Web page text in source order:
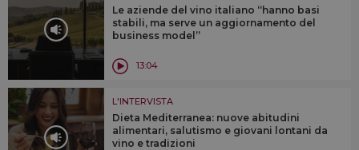
Le aziende del vino italiano “hanno basi
stabili, ma serve un aggiornamento del
business model”
13:04
L'INTERVISTA
Dieta Mediterranea: nuove abitudini
alimentari, salutismo e giovani lontani da
vino e tradizioni